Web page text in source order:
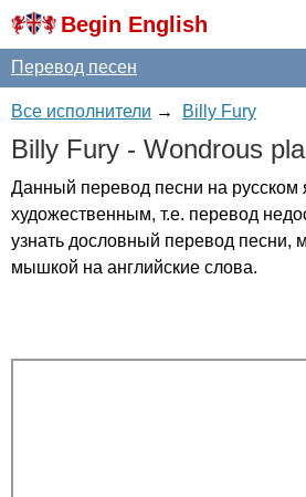
Begin English
Перевод песен
Все исполнители → Billy Fury
Billy Fury - Wondrous
Данный перевод песни на русском
художественным, т.е. перевод
узнать дословный перевод песни,
мышкой на английские слова.